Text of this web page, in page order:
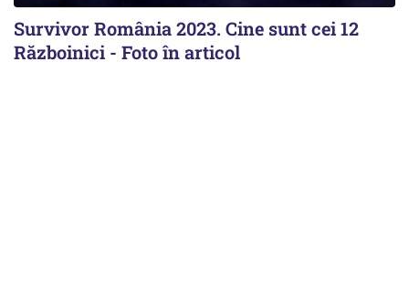
Survivor România 2023. Cine sunt cei 12
Războinici - Foto în articol